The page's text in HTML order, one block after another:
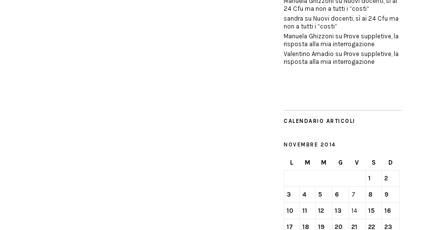
24 Cfu ma non a tutti i “costi”
sandra su Nuovi docenti, sì ai 24 Cfu ma
non a tutti i “costi”
Manuela Ghizzoni su Prove suppletive, la
risposta alla mia interrogazione
Valentino Amadio su Prove suppletive, la
risposta alla mia interrogazione
CALENDARIO ARTICOLI
NOVEMBRE 2014
L M M G V S D
1 2
3 4 5 6 7 8 9
10 11 12 13 14 15 16
17 18 19 20 21 22 23